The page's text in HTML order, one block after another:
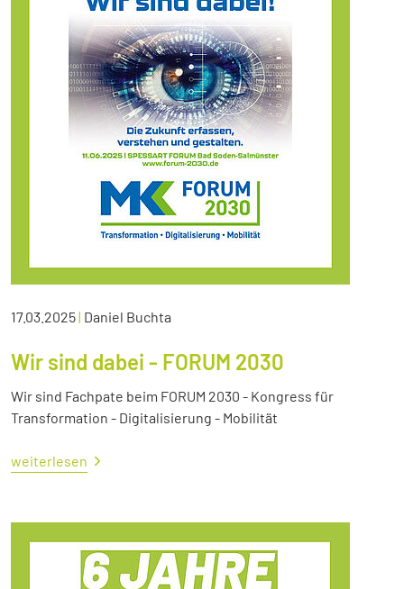
17.03.2025| Daniel Buchta
Wir sind dabei - FORUM 2030
Wir sind Fachpate beim FORUM 2030 - Kongress für
Transformation - Digitalisierung - Mobilität
weiterlesen